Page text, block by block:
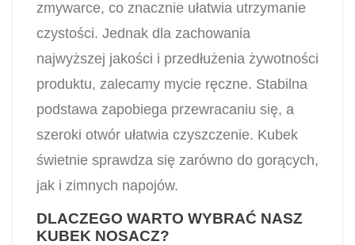
zmywarce, co znacznie ułatwia utrzymanie
czystości. Jednak dla zachowania
najwyższej jakości i przedłużenia żywotności
produktu, zalecamy mycie ręczne. Stabilna
podstawa zapobiega przewracaniu się, a
szeroki otwór ułatwia czyszczenie. Kubek
świetnie sprawdza się zarówno do gorących,
jak i zimnych napojów.
DLACZEGO WARTO WYBRAĆ NASZ
KUBEK NOSACZ?